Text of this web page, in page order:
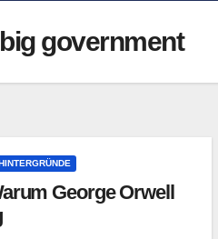
big government
George Orwell